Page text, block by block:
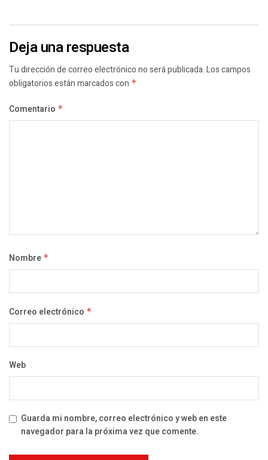
Deja una respuesta
Tu dirección de correo electrónico no será publicada.Los campos
obligatorios están marcados con *
Comentario *
Nombre *
Correo electrónico *
Web
Guarda mi nombre, correo electrónico y web en este
navegador para la próxima vez que comente.